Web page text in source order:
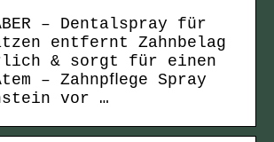
– Dentalspray für
entfernt Zahnbelag
& sorgt für einen
– Zahnpﬂege Spray
vor …